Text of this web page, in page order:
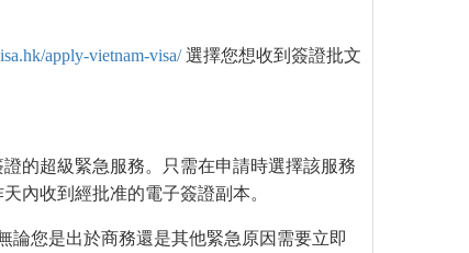
apply-vietnam-visa/選擇您想收到簽證批文
的超級緊急服務。只需在申請時選擇該服務
內收到經批准的電子簽證副本。
論您是出於商務還是其他緊急原因需要立即